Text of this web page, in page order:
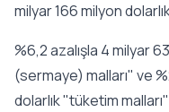
milyar 166 milyon
%6,2 azalışla 4 milyar
(sermaye) malları" ve
dolarlık "tüketim